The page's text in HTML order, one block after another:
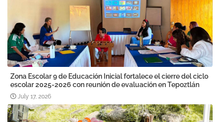
Zona Escolar 9 de Educación Inicial fortalece el cierre del ciclo
escolar 2025-2026 con reunión de evaluación en Tepoztlán
July 17, 2026